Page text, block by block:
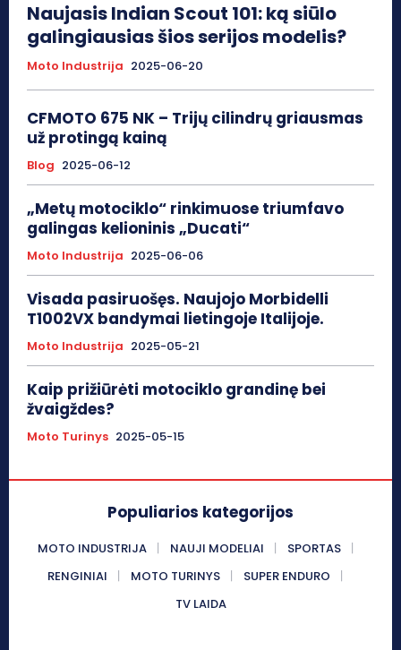
Naujasis Indian Scout 101: ką siūlo
galingiausias šios serijos modelis?
Moto Industrija 2025-06-20
CFMOTO 675 NK – Trijų cilindrų griausmas
už protingą kainą
Blog 2025-06-12
„Metų motociklo“ rinkimuose triumfavo
galingas kelioninis „Ducati“
Moto Industrija 2025-06-06
Visada pasiruošęs. Naujojo Morbidelli
T1002VX bandymai lietingoje Italijoje.
Moto Industrija 2025-05-21
Kaip prižiūrėti motociklo grandinę bei
žvaigždes?
Moto Turinys 2025-05-15
Populiarios kategorijos
MOTO INDUSTRIJA NAUJI MODELIAI
SPORTAS
RENGINIAI
MOTO TURINYS
SUPER ENDURO
TV LAIDA